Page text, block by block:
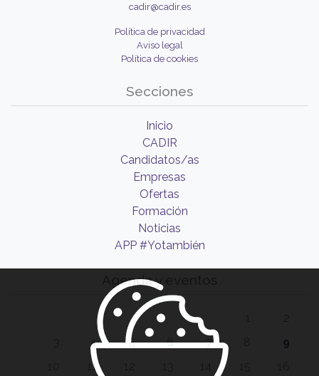
cadir@cadir.es
Política de privacidad
Aviso legal
Política de cookies
Secciones
Inicio
CADIR
Candidatos/as
Empresas
Ofertas
Formación
Noticias
APP #Yotambién
Agenda y eventos
4 5 6 7
9
11